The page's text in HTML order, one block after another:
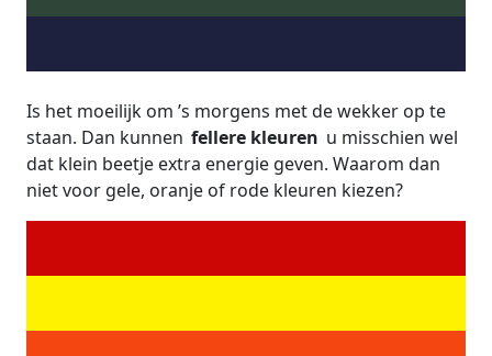
Is het moeilijk om ’s morgens met de wekker op te
staan. Dan kunnen fellere kleuren u misschien wel
dat klein beetje extra energie geven. Waarom dan
niet voor gele, oranje of rode kleuren kiezen?